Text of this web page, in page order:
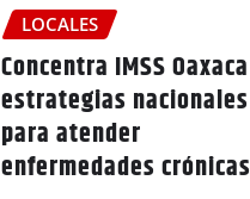
LOCALES
Concentra IMSS Oaxaca
estrategias nacionales
para atender
enfermedades crónicas